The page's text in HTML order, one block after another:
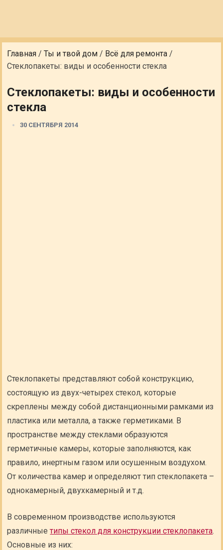
Главная /Ты и твой дом / Всё для ремонта /
Стеклопакеты: виды и особенности стекла
Стеклопакеты: виды и особенности
стекла
30 СЕНТЯБРЯ 2014
Стеклопакеты представляют собой конструкцию,
состоящую из двух-четырех стекол, которые
скреплены между собой дистанционными рамками из
пластика или металла, а также герметиками. В
пространстве между стеклами образуются
герметичные камеры, которые заполняются, как
правило, инертным газом или осушенным воздухом.
От количества камер и определяют тип стеклопакета –
однокамерный, двухкамерный и т.д.
В современном производстве используются
различныетипы стекол для конструкции стеклопакета.
Основные из них: